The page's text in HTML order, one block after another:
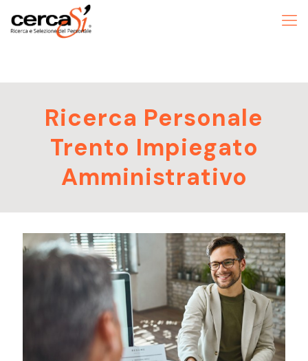
Ricerca Personale
Trento Impiegato
Amministrativo